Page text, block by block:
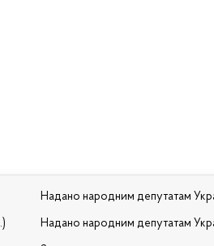
Надано народним депутатам
Надано народним депутатам